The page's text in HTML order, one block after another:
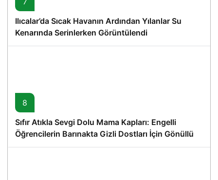
Ilıcalar’da Sıcak Havanın Ardından Yılanlar Su
Kenarında Serinlerken Görüntülendi
8
Sıfır Atıkla Sevgi Dolu Mama Kapları: Engelli
Öğrencilerin Barınakta Gizli Dostları İçin Gönüllü
Proje